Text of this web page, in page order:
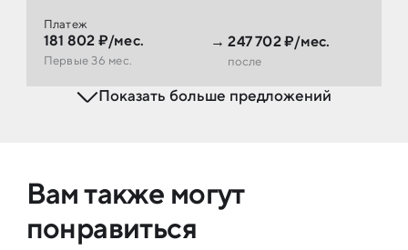
Платеж
181 802 ₽/мес.
Первые 36 мес.
→ 247 702 ₽/мес.
после
Показать больше предложений
Вам также могут
понравиться